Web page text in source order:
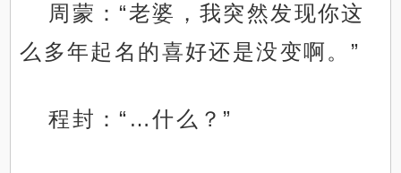
周蒙：“老婆，我突然发现你这
么多年起名的喜好还是没变啊。”
程封：“…什么？”